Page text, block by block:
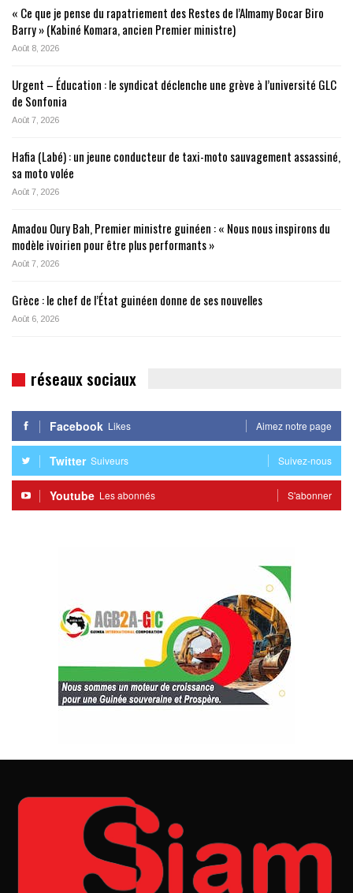
« Ce que je pense du rapatriement des Restes de l’Almamy Bocar Biro
Barry » (Kabiné Komara, ancien Premier ministre)
Août 8, 2026
Urgent – Éducation : le syndicat déclenche une grève à l’université GLC
de Sonfonia
Août 7, 2026
Hafia (Labé) : un jeune conducteur de taxi-moto sauvagement assassiné,
sa moto volée
Août 7, 2026
Amadou Oury Bah, Premier ministre guinéen : « Nous nous inspirons du
modèle ivoirien pour être plus performants »
Août 7, 2026
Grèce : le chef de l’État guinéen donne de ses nouvelles
Août 6, 2026
réseaux sociaux
Facebook Likes Aimez notre page
Twitter Suiveurs Suivez-nous
Youtube Les abonnés S'abonner